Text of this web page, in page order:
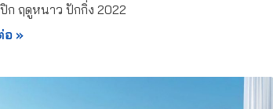
ก ฤดูหนาว ปักกิ่ง 2022
อ »